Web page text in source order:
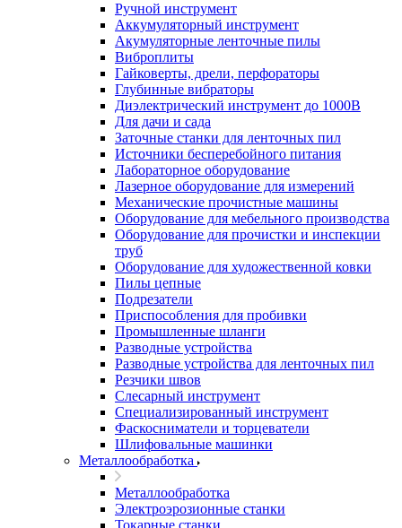
Ручной инструмент
Аккумуляторный инструмент
Акумуляторные ленточные пилы
Виброплиты
Гайковерты, дрели, перфораторы
Глубинные вибраторы
Диэлектрический инструмент до 1000В
Для дачи и сада
Заточные станки для ленточных пил
Источники бесперебойного питания
Лабораторное оборудование
Лазерное оборудование для измерений
Механические прочистные машины
Оборудование для мебельного производства
Оборудование для прочистки и инспекции
труб
Оборудование для художественной ковки
Пилы цепные
Подрезатели
Приспособления для пробивки
Промышленные шланги
Разводные устройства
Разводные устройства для ленточных пил
Резчики швов
Слесарный инструмент
Специализированный инструмент
Фаскосниматели и торцеватели
Шлифовальные машинки
Металлообработка
Металлообработка
Электроэрозионные станки
Токарные станки